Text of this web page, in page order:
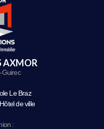
AXMOR
Guirec
Le Braz
de ville
: